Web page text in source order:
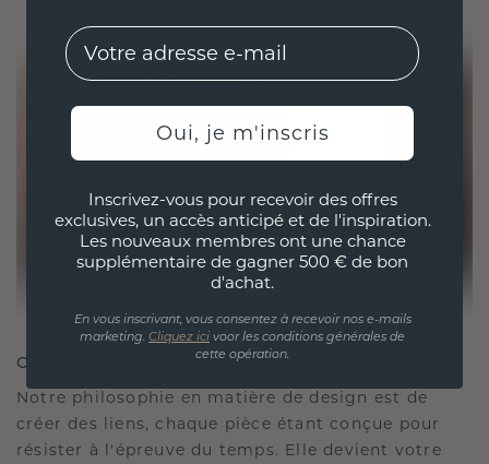
CRÉÉ POUR LA CONNEXION
Notre philosophie en matière de design est de
créer des liens, chaque pièce étant conçue pour
résister à l'épreuve du temps. Elle devient votre
EMail
Oui, je m'inscris
Inscrivez-vous pour recevoir des offres
exclusives, un accès anticipé et de l'inspiration.
Les nouveaux membres ont une chance
supplémentaire de gagner 500 € de bon
d'achat.
En vous inscrivant, vous consentez à recevoir nos e-mails
marketing. Cliquez ici voor les conditions générales de
cette opération.